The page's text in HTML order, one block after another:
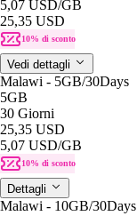
5,07 USD/GB
25,35 USD
10% di sconto
Vedi dettagli
Malawi - 5GB/30Days
5GB
30 Giorni
25,35 USD
5,07 USD/GB
10% di sconto
Dettagli
Malawi - 10GB/30Days